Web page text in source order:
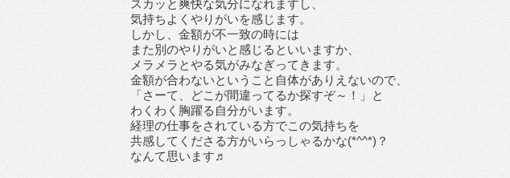
スカッと爽快な気分になれますし、
気持ちよくやりがいを感じます。
しかし、金額が不一致の時には
また別のやりがいと感じるといいますか、
メラメラとやる気がみなぎってきます。
金額が合わないということ自体がありえないので、
「さーて、どこが間違ってるか探すぞ～！」と
わくわく胸躍る自分がいます。
経理の仕事をされている方でこの気持ちを
共感してくださる方がいらっしゃるかな(*^^*)？
なんて思います♬